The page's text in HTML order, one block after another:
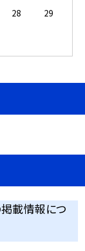
28
29
掲載情報につ